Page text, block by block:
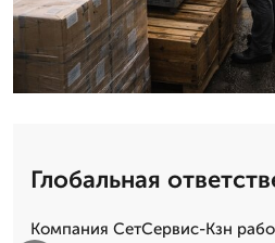
Глобальная
Компания СетСервис-Кзн